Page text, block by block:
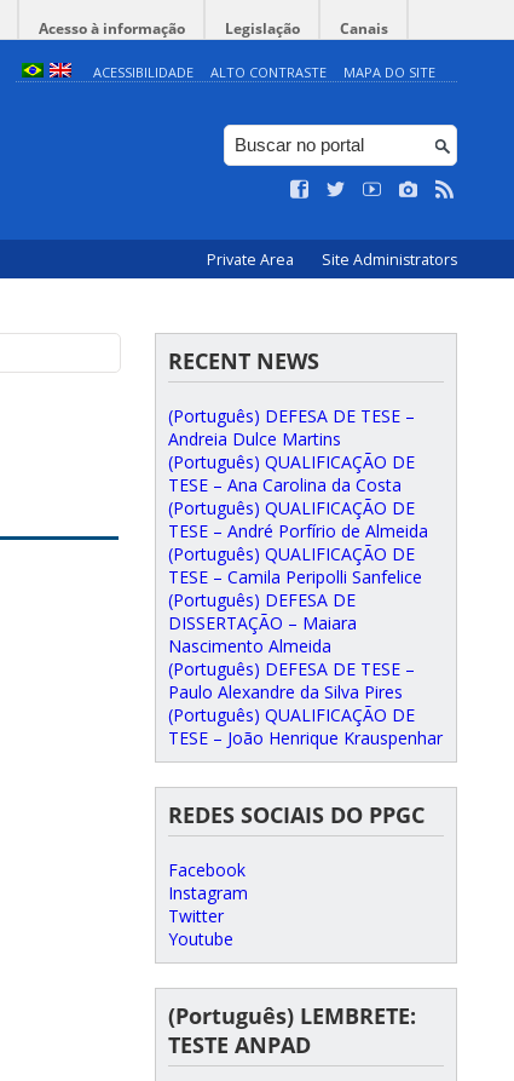
Acesso à informação Legislação Canais
ACESSIBILIDADE ALTO CONTRASTE MAPA DO SITE
Private Area Site Administrators
RECENT NEWS
(Português) DEFESA DE TESE –
Andreia Dulce Martins
(Português) QUALIFICAÇÃO DE
TESE – Ana Carolina da Costa
(Português) QUALIFICAÇÃO DE
TESE – André Porfírio de Almeida
(Português) QUALIFICAÇÃO DE
TESE – Camila Peripolli Sanfelice
(Português) DEFESA DE
DISSERTAÇÃO – Maiara
Nascimento Almeida
(Português) DEFESA DE TESE –
Paulo Alexandre da Silva Pires
(Português) QUALIFICAÇÃO DE
TESE – João Henrique Krauspenhar
REDES SOCIAIS DO PPGC
Facebook
Instagram
Twitter
Youtube
(Português) LEMBRETE:
TESTE ANPAD